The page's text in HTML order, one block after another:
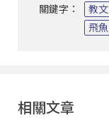
關鍵字： 教文
飛魚
相關文章